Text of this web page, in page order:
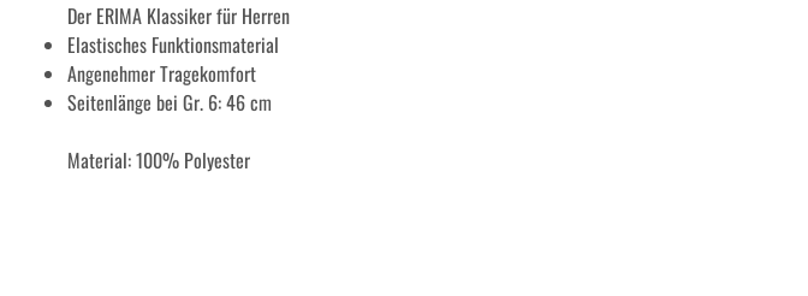
Der ERIMA Klassiker für Herren
Elastisches Funktionsmaterial
Angenehmer Tragekomfort
Seitenlänge bei Gr. 6: 46 cm
Material: 100% Polyester